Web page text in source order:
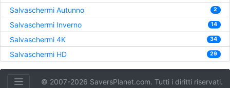
Salvaschermi Autunno 2
Salvaschermi Inverno 14
Salvaschermi 4K 34
Salvaschermi HD 29
© 2007-2026 SaversPlanet.com. Tutti i diritti riservati.